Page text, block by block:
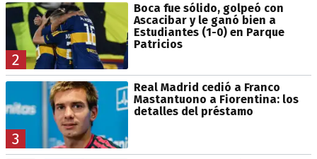
2
Boca fue sólido, golpeó con
Ascacibar y le ganó bien a
Estudiantes (1-0) en Parque
Patricios
3
Real Madrid cedió a Franco
Mastantuono a Fiorentina: los
detalles del préstamo